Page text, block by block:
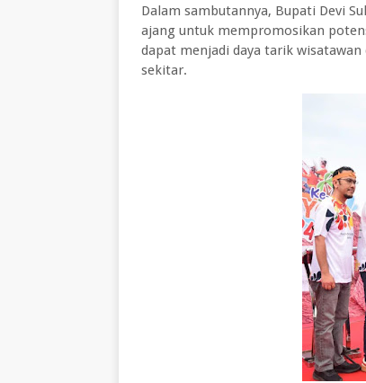
Dalam sambutannya, Bupati Devi
ajang untuk mempromosikan
dapat menjadi daya tarik
sekitar.